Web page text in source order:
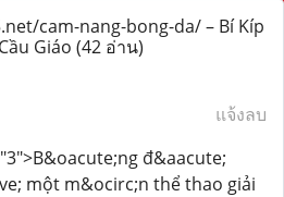
cam-nang-bong-da/ – Bí Kíp
Giáo (42 อ่าน)
แจ้งลบ
đ&aacute;
một m&ocirc;n thể thao giải